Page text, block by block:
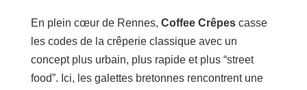
En plein cœur de Rennes, Coffee Crêpescasse
les codes de la crêperie classique avec un
concept plus urbain, plus rapide et plus “street
food”. Ici, les galettes bretonnes rencontrent une